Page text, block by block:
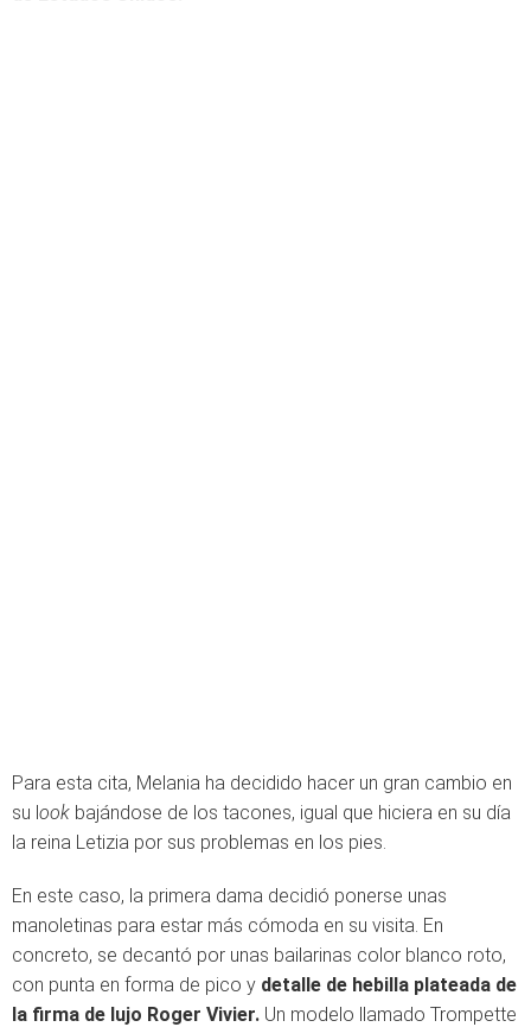
Para esta cita, Melania ha decidido hacer un gran cambio en
su look bajándose de los tacones, igual que hiciera en su día
la reina Letizia por sus problemas en los pies.
En este caso, la primera dama decidió ponerse unas
manoletinas para estar más cómoda en su visita. En
concreto, se decantó por unas bailarinas color blanco roto,
con punta en forma de pico y detalle de hebilla plateada de
la firma de lujo Roger Vivier. Un modelo llamado Trompette